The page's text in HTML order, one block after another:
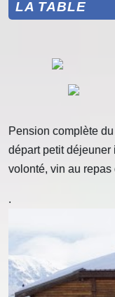
LA TABLE
Pension complète
départ petit déjeuner
volonté, vin au repas
.